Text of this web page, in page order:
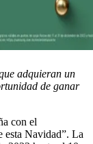
adquieran un
de ganar
con el
esta Navidad”. La